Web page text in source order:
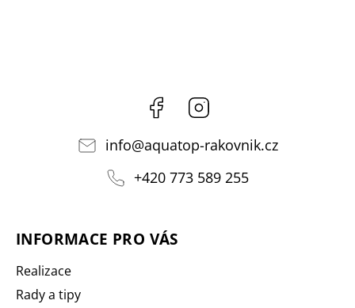
Facebook
info@aquatop-rakovnik.cz
+420 773 589 255
INFORMACE PRO VÁS
Realizace
Rady a tipy